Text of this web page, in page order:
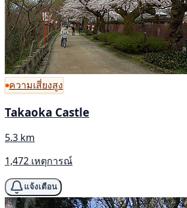
ความเสี่ยงสูง
Takaoka Castle
5.3 km
1,472 เหตุการณ์
แจ้งเตือน